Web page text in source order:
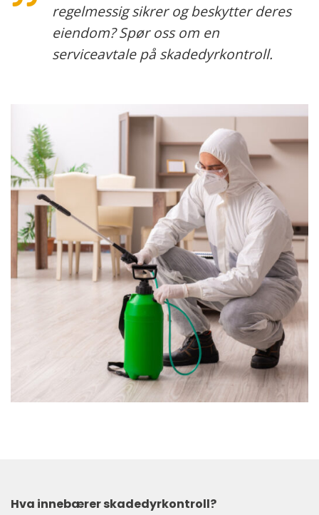
regelmessig sikrer og beskytter deres
eiendom? Spør oss om en
serviceavtale på skadedyrkontroll.
Hva innebærer skadedyrkontroll?